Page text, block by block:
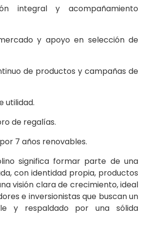
integral y acompañamiento
y apoyo en selección de
de productos y campañas de
utilidad.
de regalías.
7 años renovables.
significa formar parte de una
con identidad propia, productos
visión clara de crecimiento, ideal
e inversionistas que buscan un
y respaldado por una sólida